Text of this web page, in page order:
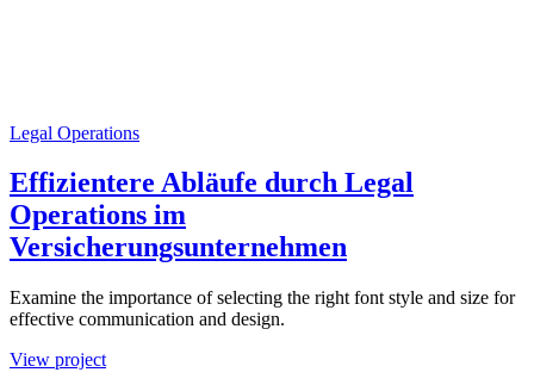
Legal Operations
Effizientere Abläufe durch Legal
Operations im
Versicherungsunternehmen
Examine the importance of selecting the right font style and size for
effective communication and design.
View project